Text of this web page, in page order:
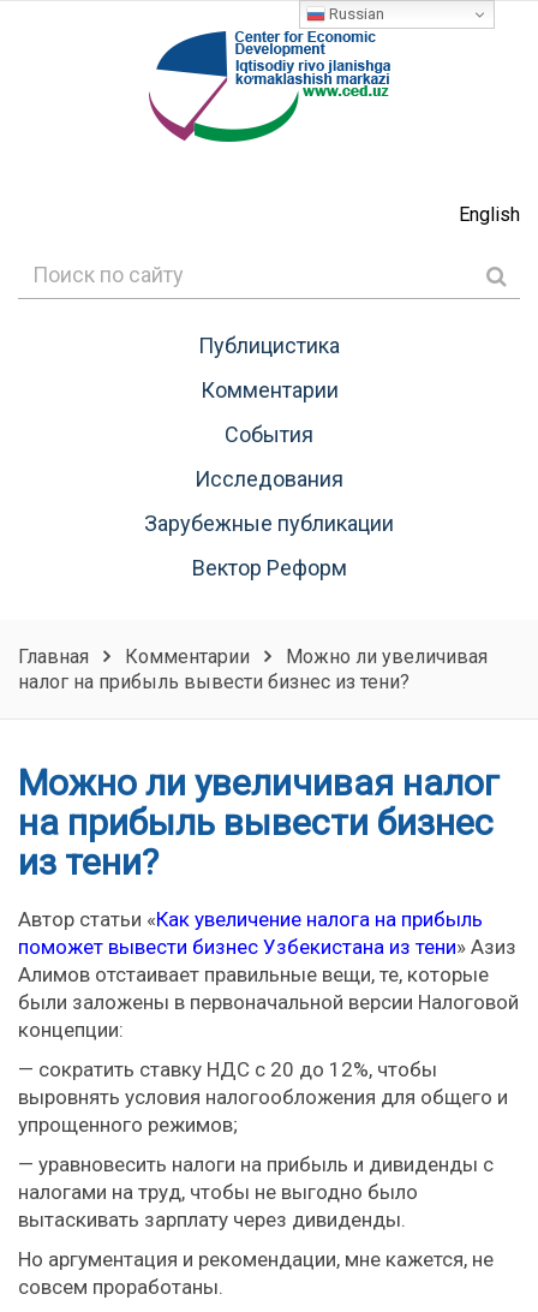
English
Публицистика
Комментарии
События
Исследования
Зарубежные публикации
Вектор Реформ
Главная Комментарии
Можно ли увеличивая
налог на прибыль вывести бизнес из тени?
Можно ли увеличивая налог
на прибыль вывести бизнес
из тени?
Автор статьи «Как увеличение налога на прибыль
поможет вывести бизнес Узбекистана из тени» Азиз
Алимов отстаивает правильные вещи, те, которые
были заложены в первоначальной версии Налоговой
концепции:
— сократить ставку НДС с 20 до 12%, чтобы
выровнять условия налогообложения для общего и
упрощенного режимов;
— уравновесить налоги на прибыль и дивиденды с
налогами на труд, чтобы не выгодно было
вытаскивать зарплату через дивиденды.
Но аргументация и рекомендации, мне кажется, не
совсем проработаны.
Russian